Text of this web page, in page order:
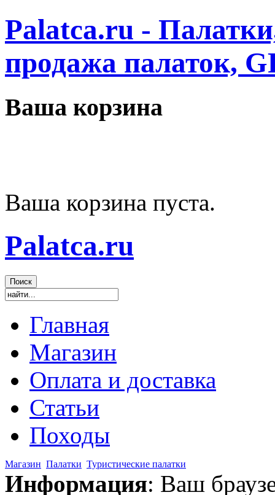
Palatca.ru -
продажа палаток,
Ваша корзина
Ваша корзина пуста.
Palatca.ru
Главная
Магазин
Оплата и доставка
Статьи
Походы
Магазин Палатки Туристические палатки
Информация: Ваш